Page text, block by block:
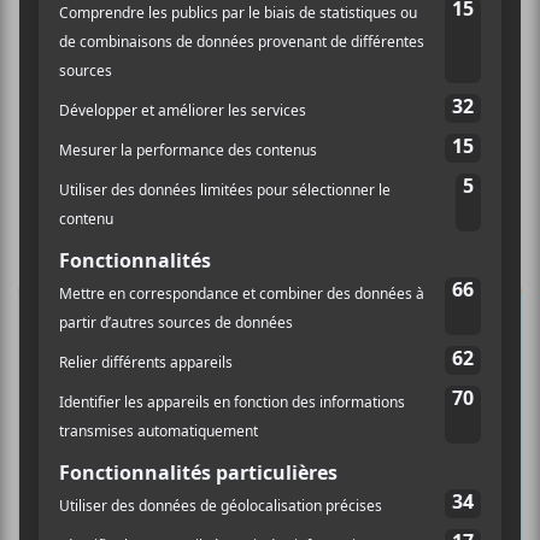
INSCRIPTION À L’INFOLETTRE
Ne manquez pas les dernières
nouvelles!
Abonnez-vous à l’infolettre du Canal
Auditif pour tout savoir de l’actualité
musicale, découvrir vos nouveaux
albums préférés et revivre les
concerts de la veille.